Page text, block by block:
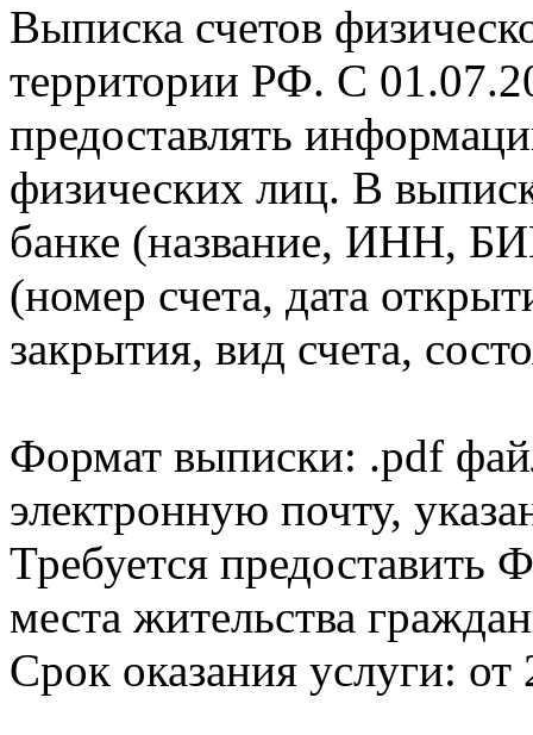
Выписка счетов
территории РФ. С
предоставлять
физических лиц. В
банке (название, ИНН,
(номер счета, дата
закрытия, вид счета,
Формат выписки: .pdf
электронную почту,
Требуется
места жительства
Срок оказания услуги: от